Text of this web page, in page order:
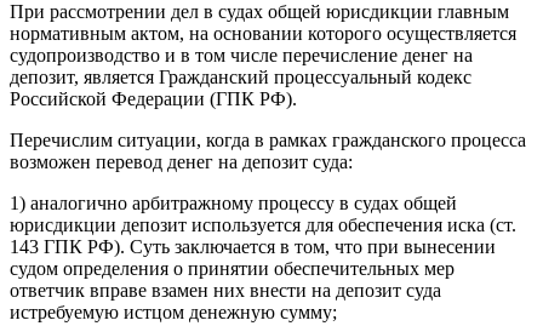
При рассмотрении дел в судах общей юрисдикции главным
нормативным актом, на основании которого осуществляется
судопроизводство и в том числе перечисление денег на
депозит, является Гражданский процессуальный кодекс
Российской Федерации (ГПК РФ).
Перечислим ситуации, когда в рамках гражданского процесса
возможен перевод денег на депозит суда:
1) аналогично арбитражному процессу в судах общей
юрисдикции депозит используется для обеспечения иска (ст.
143 ГПК РФ). Суть заключается в том, что при вынесении
судом определения о принятии обеспечительных мер
ответчик вправе взамен них внести на депозит суда
истребуемую истцом денежную сумму;